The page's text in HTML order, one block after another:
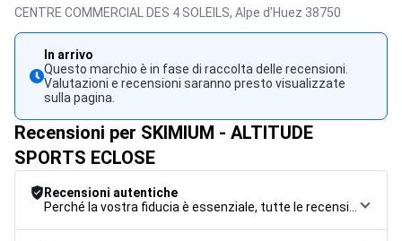
CENTRE COMMERCIAL DES 4 SOLEILS, Alpe d'Huez 38750
In arrivo
Questo marchio è in fase di raccolta delle recensioni.
Valutazioni e recensioni saranno presto visualizzate
sulla pagina.
Recensioni per SKIMIUM - ALTITUDE
SPORTS ECLOSE
Recensioni autentiche